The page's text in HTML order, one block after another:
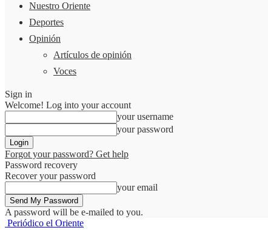
Nuestro Oriente
Deportes
Opinión
Artículos de opinión
Voces
Sign in
Welcome! Log into your account
your username
your password
Forgot your password? Get help
Password recovery
Recover your password
your email
A password will be e-mailed to you.
Periódico el Oriente